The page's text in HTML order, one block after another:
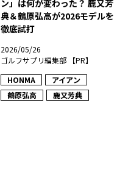
ン」は何が変わった？ 鹿又芳
典＆鶴原弘高が2026モデルを
徹底試打
2026/05/26
ゴルフサプリ編集部 【PR】
HONMA
アイアン
鶴原弘高
鹿又芳典